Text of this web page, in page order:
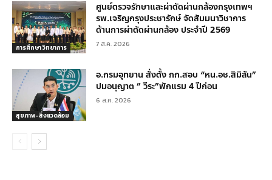
การศึกษา วิทยาการ
ศูนย์ตรวจรักษาและผ่าตัดผ่านกล้องกรุงเทพฯ
รพ.เจริญกรุงประชารักษ์ จัดสัมมนาวิชาการ
ด้านการผ่าตัดผ่านกล้อง ประจำปี 2569
7 ส.ค. 2026
สุขภาพ-สิ่งแวดล้อม
อ.กรมอุทยาน สั่งตั้ง กก.สอบ “หน.อช.สิมิลัน”
ปมอนุญาต ” วีระ”พักแรม 4 ปีก่อน
6 ส.ค. 2026